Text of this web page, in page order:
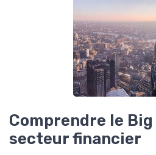
Comprendre le
secteur financier